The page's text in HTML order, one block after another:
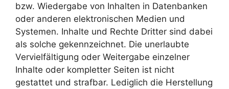
bzw. Wiedergabe von Inhalten in Datenbanken
oder anderen elektronischen Medien und
Systemen. Inhalte und Rechte Dritter sind dabei
als solche gekennzeichnet. Die unerlaubte
Vervielfältigung oder Weitergabe einzelner
Inhalte oder kompletter Seiten ist nicht
gestattet und strafbar. Lediglich die Herstellung